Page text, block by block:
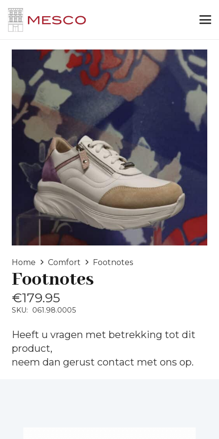
Home Comfort Footnotes
Footnotes
€179.95
SKU: 061.98.0005
Heeft u vragen met betrekking tot dit
product,
neem dan gerust contact met ons op.